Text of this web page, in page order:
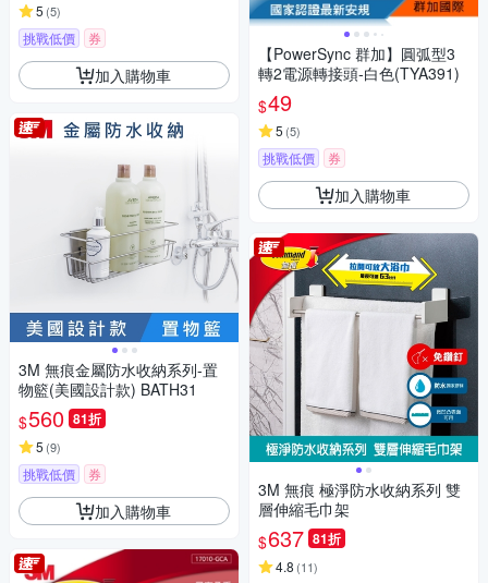
5 (5)
挑戰低價 券
加入購物車
3M 無痕金屬防水收納系列-置
物籃(美國設計款) BATH31
$560 81折
5 (9)
挑戰低價 券
加入購物車
【PowerSync 群加】圓弧型3
轉2電源轉接頭-白色(TYA391)
$49
5 (5)
挑戰低價 券
加入購物車
3M 無痕 極淨防水收納系列 雙
層伸縮毛巾架
$637 81折
4.8 (11)